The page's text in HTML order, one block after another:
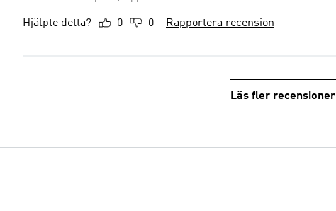
Hjälpte detta? 0 0 Rapportera recension
Läs fler recensioner